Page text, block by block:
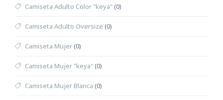
Camiseta Adulto Color "keya"(0)
Camiseta Adulto Oversize (0)
Camiseta Mujer(0)
Camiseta Mujer "keya"(0)
Camiseta Mujer Blanca (0)